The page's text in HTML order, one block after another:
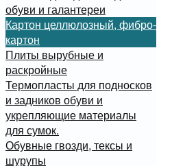
обуви и галантереи
Картон целлюлозный, фибро-
картон
Плиты вырубные и
раскройные
Термопласты для подносков
и задников обуви и
укрепляющие материалы
для сумок.
Обувные гвозди, тексы и
шурупы